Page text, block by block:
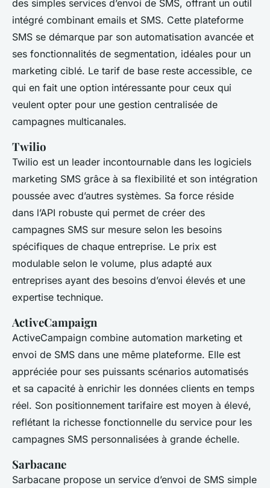
des simples services d’envoi de SMS, offrant un outil
intégré combinant emails et SMS. Cette plateforme
SMS se démarque par son automatisation avancée et
ses fonctionnalités de segmentation, idéales pour un
marketing ciblé. Le tarif de base reste accessible, ce
qui en fait une option intéressante pour ceux qui
veulent opter pour une gestion centralisée de
campagnes multicanales.
Twilio
Twilio est un leader incontournable dans les logiciels
marketing SMS grâce à sa flexibilité et son intégration
poussée avec d’autres systèmes. Sa force réside
dans l’API robuste qui permet de créer des
campagnes SMS sur mesure selon les besoins
spécifiques de chaque entreprise. Le prix est
modulable selon le volume, plus adapté aux
entreprises ayant des besoins d’envoi élevés et une
expertise technique.
ActiveCampaign
ActiveCampaign combine automation marketing et
envoi de SMS dans une même plateforme. Elle est
appréciée pour ses puissants scénarios automatisés
et sa capacité à enrichir les données clients en temps
réel. Son positionnement tarifaire est moyen à élevé,
reflétant la richesse fonctionnelle du service pour les
campagnes SMS personnalisées à grande échelle.
Sarbacane
Sarbacane propose un service d’envoi de SMS simple